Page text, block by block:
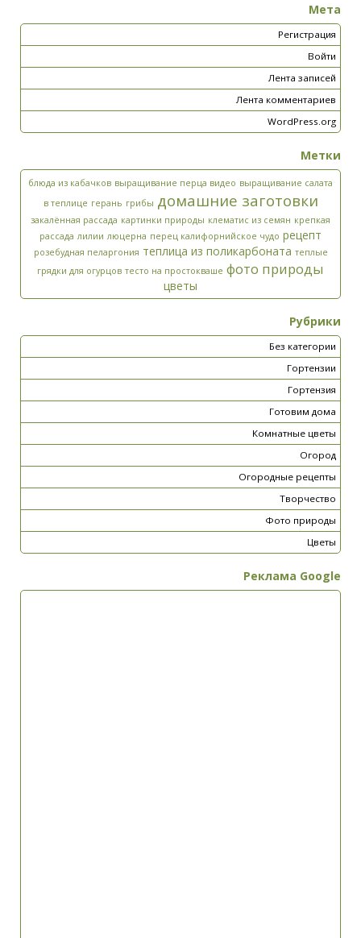
Мета
Регистрация
Войти
Лента записей
Лента комментариев
WordPress.org
Метки
блюда из кабачков выращивание перца видео выращивание салата
в теплице герань грибы домашние заготовки
закалённая рассада картинки природы клематис из семян крепкая
рассада лилии люцерна перец калифорнийское чудо рецепт
розебудная пеларгония теплица из поликарбоната теплые
грядки для огурцов тесто на простокваше фото природы
цветы
Рубрики
Без категории
Гортензии
Гортензия
Готовим дома
Комнатные цветы
Огород
Огородные рецепты
Творчество
Фото природы
Цветы
Реклама Google